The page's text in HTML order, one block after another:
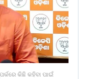
କିଛି କହିବା ପାଇଁ